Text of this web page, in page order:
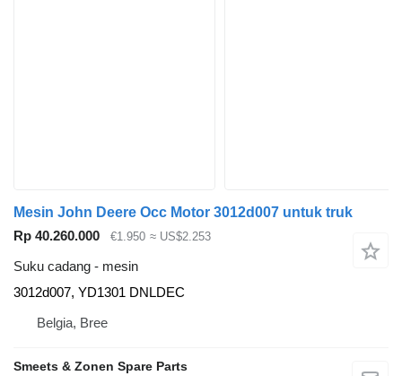
Mesin John Deere Occ Motor 3012d007 untuk truk
Rp 40.260.000
€1.950 ≈ US$2.253
Suku cadang - mesin
3012d007, YD1301 DNLDEC
Belgia, Bree
Smeets & Zonen Spare Parts